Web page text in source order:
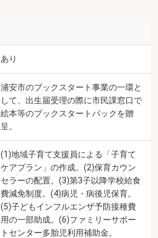
あり
浦安市のブックスタート事業の一環と
して、出生届受理の際に市民課窓口で
絵本等のブックスタートパックを贈
呈。
(1)地域子育て支援員による「子育て
ケアプラン」の作成。(2)保育カウン
セラーの配置。(3)第3子以降学校給食
費減免制度。(4)病児・病後児保育。
(5)子どもインフルエンザ予防接種費
用の一部助成。(6)ファミリーサポー
トセンター多胎児利用補助金。